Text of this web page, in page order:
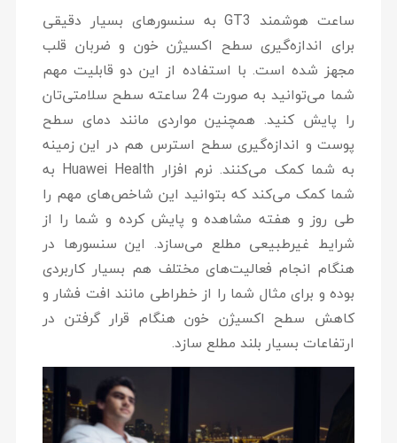
ساعت هوشمند GT3 به سنسورهای بسیار دقیقی
برای اندازه‌گیری سطح اکسیژن خون و ضربان قلب
مجهز شده است. با استفاده از این دو قابلیت مهم
شما می‌توانید به صورت 24 ساعته سطح سلامتی‌تان
را پایش کنید. همچنین مواردی مانند دمای سطح
پوست و اندازه‌گیری سطح استرس هم در این زمینه
به شما کمک می‌کنند. نرم افزار Huawei Health به
شما کمک می‌کند که بتوانید این شاخص‌های مهم را
طی روز و هفته مشاهده و پایش کرده و شما را از
شرایط غیرطبیعی مطلع می‌سازد. این سنسورها در
هنگام انجام فعالیت‌های مختلف هم بسیار کاربردی
بوده و برای مثال شما را از خطراطی مانند افت فشار و
کاهش سطح اکسیژن خون هنگام قرار گرفتن در
ارتفاعات بسیار بلند مطلع سازد.